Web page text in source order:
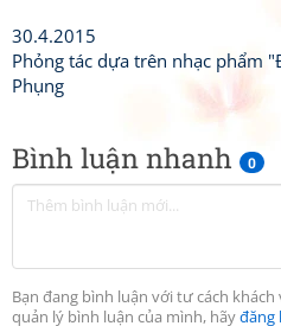
Bình luận nhanh 0
Bạn đang bình luận với tư cách
quản lý bình luận của mình, hãyđăng
30.4.2015
Phỏng tác dựa trên nhạc phẩm
Phụng